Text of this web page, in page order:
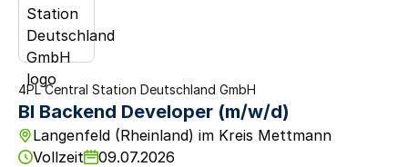
4PL Central Station Deutschland GmbH
BI Backend Developer (m/w/d)
Langenfeld (Rheinland) im Kreis Mettmann
Vollzeit
09.07.2026